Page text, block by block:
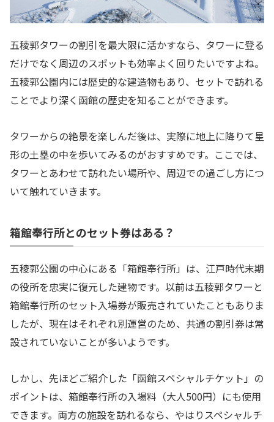
五稜郭タワーの割引を最大限に活かすなら、タワーに登る
だけでなく周辺のスポットも効率よく回りたいですよね。
五稜郭公園内には歴史的な建造物もあり、セットで訪れる
ことでより深く函館の歴史を知ることができます。
タワーからの絶景を楽しんだ後は、実際に地上に降りて星
形の土塁の中を歩いてみるのがおすすめです。ここでは、
タワーとあわせて訪れたい場所や、周辺での過ごし方につ
いて触れていきます。
箱館奉行所とのセット券はある？
五稜郭公園の中心にある「箱館奉行所」は、江戸時代末期
の役所を忠実に復元した建物です。以前は五稜郭タワーと
箱館奉行所のセット入場券が販売されていたこともありま
したが、現在はそれぞれ別運営のため、共通の割引券は常
設されていないことが多いようです。
しかし、先ほどご紹介した「函館スペシャルチケット」の
ポイントは、箱館奉行所の入場料（大人500円）にも使用
できます。両方の施設を訪れるなら、やはりスペシャルチ